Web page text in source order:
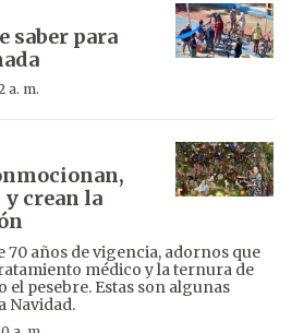
saber para
a. m.
crean la
70 años de vigencia, adornos que
médico y la ternura de
pesebre. Estas son algunas
Navidad.